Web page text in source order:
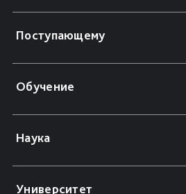
Поступающему
Обучение
Наука
Университет